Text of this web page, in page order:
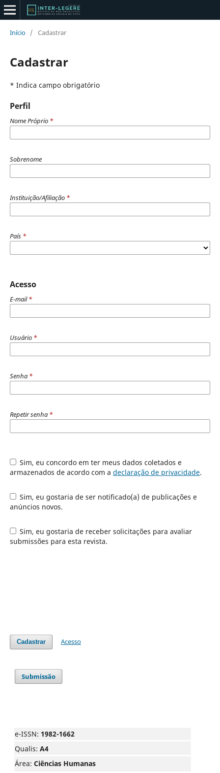
Início / Cadastrar
Cadastrar
* Indica campo obrigatório
Perfil
Nome Próprio *
Sobrenome
Instituição/Afiliação *
País *
Acesso
E-mail*
Usuário *
Senha *
Repetir senha *
Sim, eu concordo em ter meus dados coletados e
armazenados de acordo com a declaração de privacidade.
Sim, eu gostaria de ser notificado(a) de publicações e
anúncios novos.
Sim, eu gostaria de receber solicitações para avaliar
submissões para esta revista.
Cadastrar Acesso
Submissão
e-ISSN: 1982-1662
Qualis: A4
Área: Ciências Humanas